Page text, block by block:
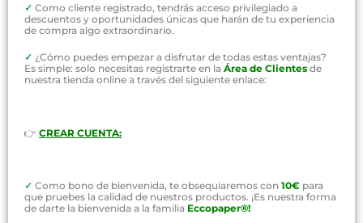
✓ Como cliente registrado, tendrás acceso privilegiado a
descuentos y oportunidades únicas que harán de tu experiencia
de compra algo extraordinario.
✓ ¿Cómo puedes empezar a disfrutar de todas estas ventajas?
Es simple: solo necesitas registrarte en la Área de Clientes de
nuestra tienda online a través del siguiente enlace:
👉 CREAR CUENTA:
✓ Como bono de bienvenida, te obsequiaremos con 10€ para
que pruebes la calidad de nuestros productos. ¡Es nuestra forma
de darte la bienvenida a la familia Eccopaper®!